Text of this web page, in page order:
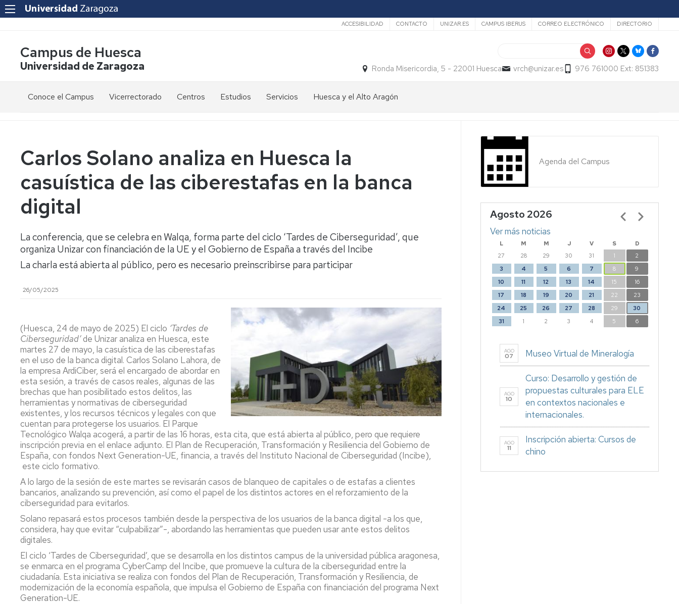
Secundario
ACCESIBILIDAD CONTACTO UNIZAR.ES CAMPUS IBERUS CORREO ELECTRÓNICO DIRECTORIO
Campus de Huesca
Universidad de Zaragoza Ronda Misericordia, 5 - 22001 Huesca vrch@unizar.es 976 761000 Ext: 851383
Conoce el Campus
Vicerrectora
de
Gobierno
Dónde
estamos
Imágenes
Documentos
know
us
Vicerrectorado
en
el
de
Lenguas
Cursos
lengua
Extranjera
Universidad
de
de
Huesca
Servicios
Secretaría
Servicio
de
Orientación
y
Empleo
Comunicación
e
Imagen
Culturales
Comunicación
e
imagen
Actividades
e
instalaciones
deportivas
Informática
y
comunicaciones
Servicio
Conserjería
y
correo
interno
Unizar
Otros
servicios
en
el
Centros Estudios
Estudios
postgrado
Servicios Huesca y el Alto Aragón
Medios
de
Turismo
En
Alto
Aragón
Espacios
naturales
Cultura
Carlos Solano analiza en Huesca la
casuística de las ciberestafas en la banca
digital
La conferencia, que se celebra en Walqa, forma parte del ciclo ‘Tardes de Ciberseguridad’, que
organiza Unizar con financiación de la UE y el Gobierno de España a través del Incibe
La charla está abierta al público, pero es necesario preinscribirse para participar
26/05/2025
(Huesca, 24 de mayo de 2025) El ciclo ‘Tardes de
Ciberseguridad’de Unizar analiza en Huesca, este
martes 27 de mayo, la casuística de las ciberestafas
en el uso de la banca digital. Carlos Solano Lahora, de
la empresa ArdiCiber, será el encargado de abordar en
esta sesión, a través de casos reales, algunas de las
brechas que han posibilitado estos delitos, las
herramientas y normativas de ciberseguridad
existentes, y los recursos técnicos y legales con que
cuentan para protegerse los usuarios. El Parque
Tecnológico Walqa acogerá, a partir de las 16 horas, esta cita, que está abierta al público, pero que requiere
inscripción previa en el enlace adjunto. El Plan de Recuperación, Transformación y Resiliencia del Gobierno de
España, con fondos Next Generation-UE, financia, a través del Instituto Nacional de Ciberseguridad (Incibe),
este ciclo formativo.
A lo largo de la sesión de este martes se revisarán casos de blanqueo de capitales o de estafas a clientes
bancarios, analizando su prevención, así como el papel de los distintos actores en el reforzamiento de la
ciberseguridad para evitarlos.
Solano repasará estos procesos también desde la perspectiva de los usuarios de la banca digital -a los que,
considera, hay que evitar “culpabilizar”-, abordando las herramientas que pueden usar ante estos delitos
digitales.
El ciclo ‘Tardes de Ciberseguridad’, que se desarrolla en los distintos campus de la universidad pública aragonesa,
se enmarca en el programa CyberCamp del Incibe, que promueve la cultura de la ciberseguridad entre la
ciudadanía. Esta iniciativa se realiza con fondos del Plan de Recuperación, Transformación y Resiliencia, de
modernización de la economía española, que impulsa el Gobierno de España con financiación del programa Next
Generation-UE.
Agenda del Campus
Agosto 2026
L M M J V S
D
27
28 29 30 31 1
2
3
4 5 6 7 8
9
10
11 12 13 14 15
16
17
18 19 20 21 22
23
24
25 26 27 28 29
30
31
1 2 3 4 5 6
Paginación
Ver más noticias
AGO
07 Museo Virtual de Mineralogía
AGO
10
Curso: Desarrollo y gestión de
propuestas culturales para ELE
en contextos nacionales e
internacionales.
AGO
11
Inscripción abierta: Cursos de
chino